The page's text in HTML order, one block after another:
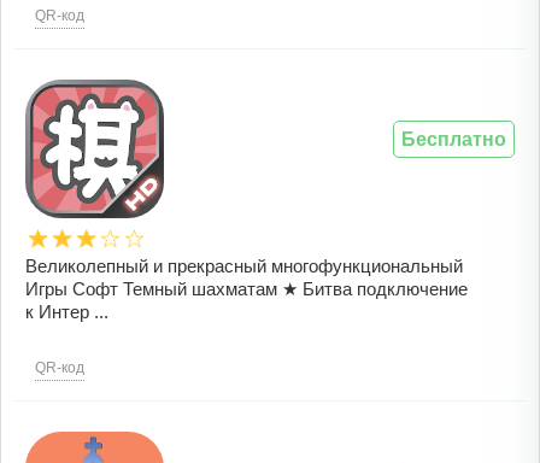
QR-код
Великолепный и прекрасный многофункциональный
Игры Софт Темный шахматам ★ Битва подключение
к Интер ...
QR-код
Бесплатно